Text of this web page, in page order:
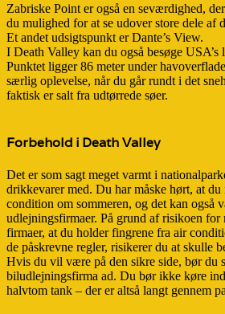
Zabriske Point er også en seværdighed,
du mulighed for at se udover store dele af
Et andet udsigtspunkt er Dante’s View.
I Death Valley kan du også besøge USA’s
Punktet ligger 86 meter under
særlig oplevelse, når du går rundt i det
faktisk er salt fra udtørrede søer.
Forbehold i Death Valley
Det er som sagt meget varmt i
drikkevarer med. Du har måske hørt, at
condition om sommeren, og det kan også
udlejningsfirmaer. På grund af risikoen
firmaer, at du holder fingrene fra air
de påskrevne regler, risikerer du at skulle
Hvis du vil være på den sikre side, bør du
biludlejningsfirma ad. Du bør ikke køre
halvtom tank – der er altså langt gennem